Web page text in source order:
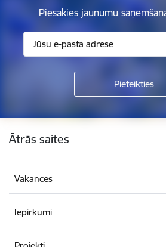
Piesakies jaunumu
Kājene
Ātrās saites
Vakances
Iepirkumi